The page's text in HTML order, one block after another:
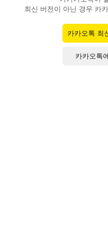
최신 버전이 아닌 경우 카
카카오톡 최
카카오톡